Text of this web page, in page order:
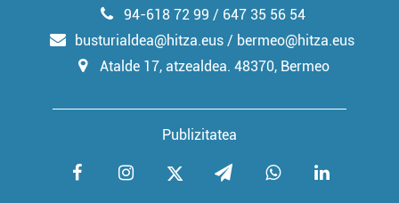
Publizitatea
94-618 72 99 / 647 35 56 54
busturialdea@hitza.eus / bermeo@hitza.eus
Atalde 17, atzealdea. 48370, Bermeo